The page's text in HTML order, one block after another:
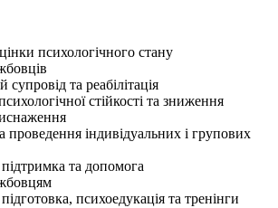
психологічного стану
супровід та реабілітація
стійкості та зниження
проведення індивідуальних і групових
та допомога
психоедукація та тренінги